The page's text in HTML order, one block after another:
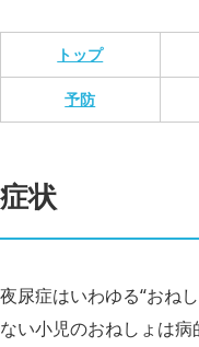
トップ
予防
症状
夜尿症はいわゆる“おね
ない小児のおねしょは